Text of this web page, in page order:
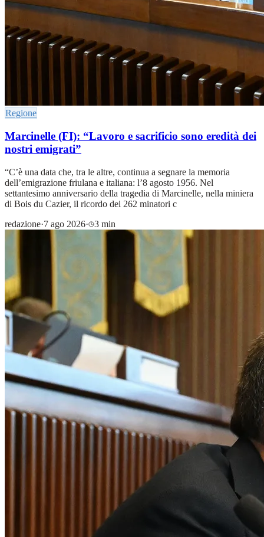
Regione
Marcinelle (FI): “Lavoro e sacrificio sono eredità dei
nostri emigrati”
“C’è una data che, tra le altre, continua a segnare la memoria
dell’emigrazione friulana e italiana: l’8 agosto 1956. Nel
settantesimo anniversario della tragedia di Marcinelle, nella miniera
di Bois du Cazier, il ricordo dei 262 minatori c
redazione·7 ago 2026· 3 min